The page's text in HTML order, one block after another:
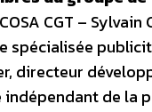
CGT – Sylvain
spécialisée
directeur
de la